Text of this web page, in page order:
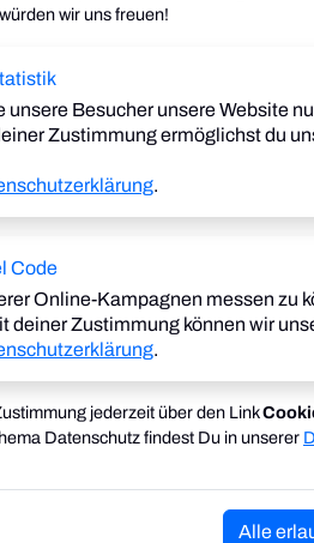
Gesellschafter für
eines Einzelunternehmens,
die Kommanditgesellschaft (KG).
ist die Gesellschaft mit
man mit dem gesamten
begrenzt werden kann.
ebenfalls persönlich
persönlich und
und wird im Firmenbuch
Gesellschafter für
alle zu diesem Zeitpunkt
grundsätzlich eine Haftung der
nicht kreditwürdige
wir uns freuen!
unsere Besucher unsere Website
Zustimmung ermöglichst du
.
Code
Online-Kampagnen messen zu
deiner Zustimmung können wir
.
jederzeit über den Link
Datenschutz findest Du in unserer
Alle